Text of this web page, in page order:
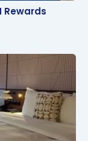
Rewards